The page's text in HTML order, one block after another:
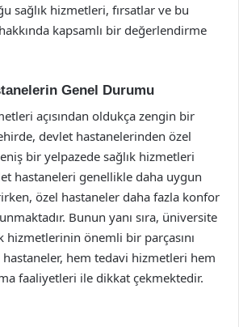
sağlık hizmetleri, fırsatlar ve bu
kapsamlı bir değerlendirme
Genel Durumu
açısından oldukça zengin bir
devlet hastanelerinden özel
bir yelpazede sağlık hizmetleri
hastaneleri genellikle daha uygun
özel hastaneler daha fazla konfor
Bunun yanı sıra, üniversite
hizmetlerinin önemli bir parçasını
hem tedavi hizmetleri hem
faaliyetleri ile dikkat çekmektedir.